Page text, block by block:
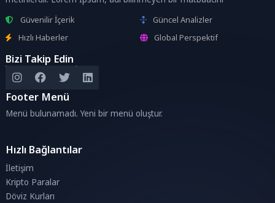
Güvenilir İçerik
Güncel Analizler
Hızlı Haberler
Global Perspektif
Bizi Takip Edin
Footer Menü
Menü bulunamadı. Yeni bir menü oluştur.
Hızlı Bağlantılar
İletişim
Kripto Paralar
Döviz Kurları